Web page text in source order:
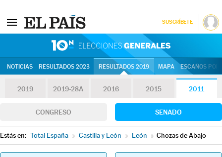
SUSCRÍBETE
NOTICIAS RESULTADOS 2023 RESULTADOS 2019 MAPA ESCAÑOS
2019 2019-28A 2016 2015 2011
CONGRESO SENADO
Estás en: Total España » Castilla y León » León » Chozas de Abajo